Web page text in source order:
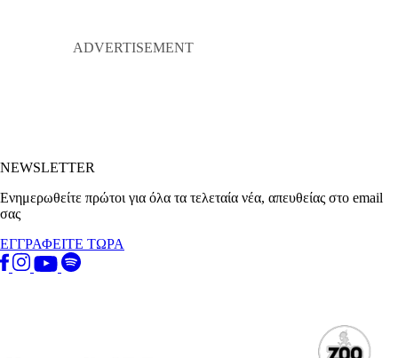
NEWSLETTER
Ενημερωθείτε πρώτοι για όλα τα τελεταία νέα, απευθείας στο email
σας
ΕΓΓΡΑΦΕΙΤΕ ΤΩΡΑ